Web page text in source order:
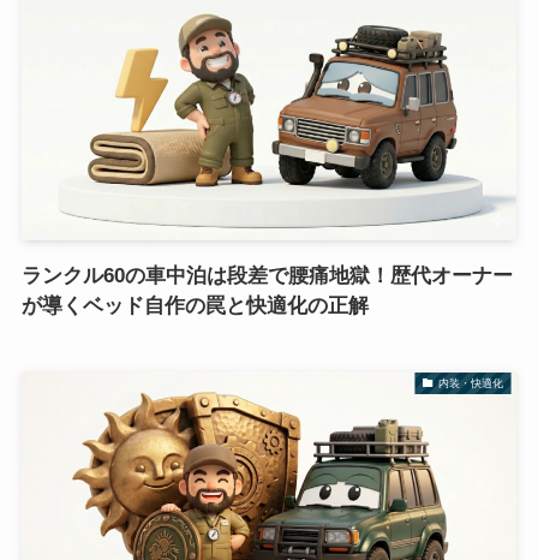
ランクル60の車中泊は段差で腰痛地獄！歴代オーナー
が導くベッド自作の罠と快適化の正解
内装・快適化